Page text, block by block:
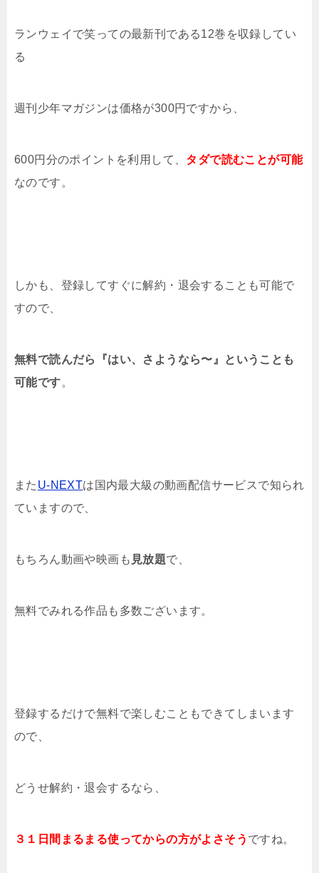
ランウェイで笑っての最新刊である12巻を収録してい
る
週刊少年マガジンは価格が300円ですから、
600円分のポイントを利用して、 タダで読むことが可能
なのです。
しかも、登録してすぐに解約・退会することも可能で
すので、
無料で読んだら『はい、さようなら〜』ということも
可能です。
また U-NEXTは国内最大級の動画配信サービスで知られ
ていますので、
もちろん動画や映画も 見放題で、
無料でみれる作品も多数ございます。
登録するだけで無料で楽しむこともできてしまいます
ので、
どうせ解約・退会するなら、
３１日間まるまる使ってからの方がよさそう ですね。